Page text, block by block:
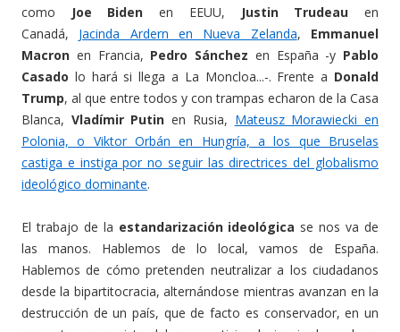
como Joe Biden en EEUU, Justin Trudeau en
Canadá, Jacinda Ardern en Nueva Zelanda, Emmanuel
Macron en Francia, Pedro Sánchez en España -y Pablo
Casado lo hará si llega a La Moncloa...-. Frente a Donald
Trump, al que entre todos y con trampas echaron de la Casa
Blanca, Vladímir Putin en Rusia, Mateusz Morawiecki en
Polonia, o Viktor Orbán en Hungría, a los que Bruselas
castiga e instiga por no seguir las directrices del globalismo
ideológico dominante.
El trabajo de la estandarización ideológica se nos va de
las manos. Hablemos de lo local, vamos de España.
Hablemos de cómo pretenden neutralizar a los ciudadanos
desde la bipartitocracia, alternándose mientras avanzan en la
destrucción de un país, que de facto es conservador, en un